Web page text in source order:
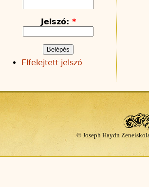
Jelszó: *
Elfelejtett jelszó
© Joseph Haydn